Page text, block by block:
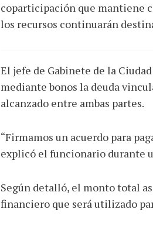
coparticipación que mantiene
los recursos continuarán
El jefe de Gabinete de la
mediante bonos la deuda
alcanzado entre ambas partes.
“Firmamos un acuerdo para
explicó el funcionario durante
Según detalló, el monto total
financiero que será utilizado